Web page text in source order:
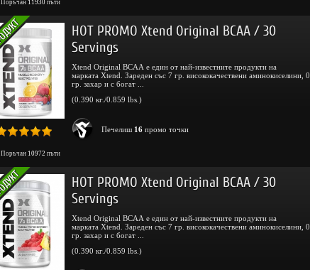
Поръчан 11930 пъти
Поръчан 10972 пъти
HOT PROMO Xtend Original BCAA / 30
Servings
Xtend Original BCAA е един от най-известните продукти на
марката Xtend. Зареден със 7 гр. висококачествени аминокиселини, 0
гр. захар и с богат ...
(0.390 кг./0.859 lbs.)
Печелиш 16 промо точки
HOT PROMO Xtend Original BCAA / 30
Servings
Xtend Original BCAA е един от най-известните продукти на
марката Xtend. Зареден със 7 гр. висококачествени аминокиселини, 0
гр. захар и с богат ...
(0.390 кг./0.859 lbs.)